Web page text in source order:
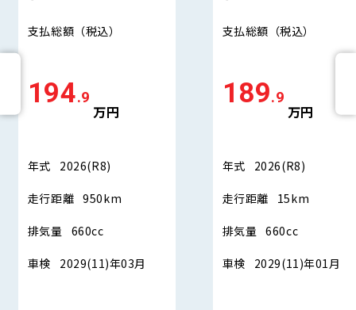
支払総額 （税込）
194.9
万円
年式 2026(R8)
走行距離 950km
排気量 660cc
車検 2029(11)年03月
支払総額 （税込）
189.9
万円
年式 2026(R8)
走行距離 15km
排気量 660cc
車検 2029(11)年01月